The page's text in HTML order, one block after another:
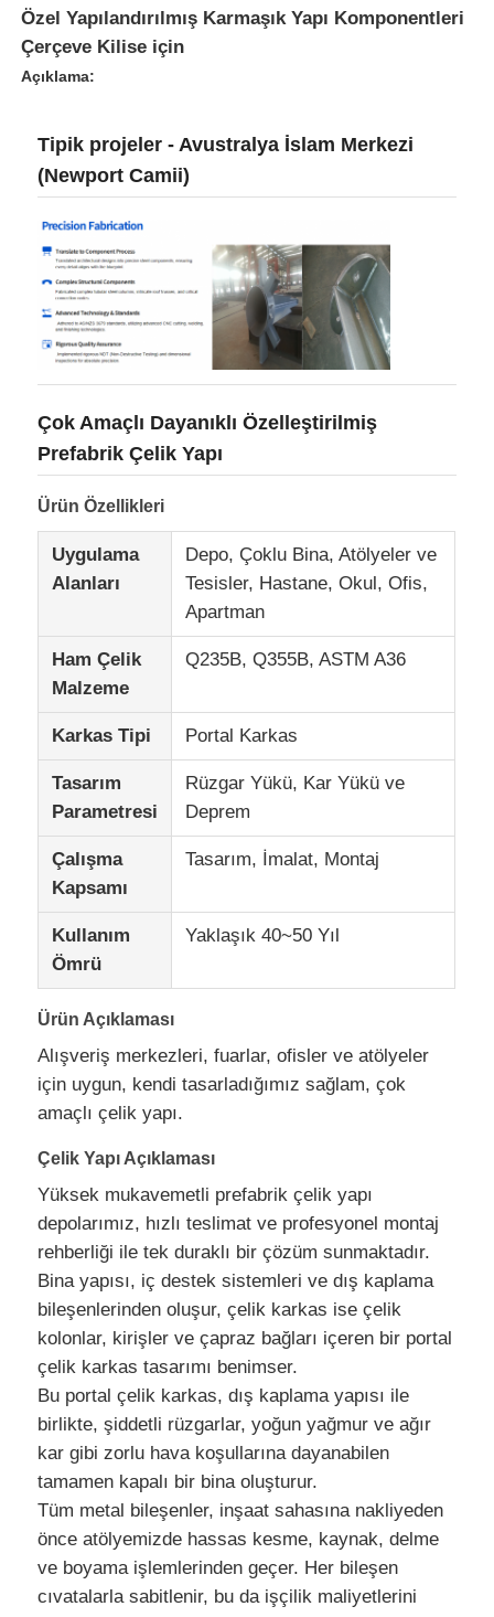
Ev
Ürünler
Hakkımızda
Fabrika turu
Kalite Kontrol
Bizimle İletişim
Haberler
blog
Prefabrik çelik yapı
Çelik yapı deposu
Çelik yapı atölyesi
Çelik yapı binası
Çelik yapı yapısı
Çelik çerçeve binası
Özel Yapılandırılmış Karmaşık Yapı Komponentleri
Çerçeve Kilise için
Açıklama:
Tipik projeler - Avustralya İslam Merkezi
(Newport Camii)
Çok Amaçlı Dayanıklı Özelleştirilmiş
Prefabrik Çelik Yapı
Ürün Özellikleri
Uygulama
Alanları
Depo, Çoklu Bina, Atölyeler ve
Tesisler, Hastane, Okul, Ofis,
Apartman
Ham Çelik
Malzeme
Q235B, Q355B, ASTM A36
Karkas Tipi Portal Karkas
Tasarım
Parametresi
Rüzgar Yükü, Kar Yükü ve
Deprem
Çalışma
Kapsamı
Tasarım, İmalat, Montaj
Kullanım
Ömrü
Yaklaşık 40~50 Yıl
Ürün Açıklaması
Alışveriş merkezleri, fuarlar, ofisler ve atölyeler
için uygun, kendi tasarladığımız sağlam, çok
amaçlı çelik yapı.
Çelik Yapı Açıklaması
Yüksek mukavemetli prefabrik çelik yapı
depolarımız, hızlı teslimat ve profesyonel montaj
rehberliği ile tek duraklı bir çözüm sunmaktadır.
Bina yapısı, iç destek sistemleri ve dış kaplama
bileşenlerinden oluşur, çelik karkas ise çelik
kolonlar, kirişler ve çapraz bağları içeren bir portal
çelik karkas tasarımı benimser.
Bu portal çelik karkas, dış kaplama yapısı ile
birlikte, şiddetli rüzgarlar, yoğun yağmur ve ağır
kar gibi zorlu hava koşullarına dayanabilen
tamamen kapalı bir bina oluşturur.
Tüm metal bileşenler, inşaat sahasına nakliyeden
önce atölyemizde hassas kesme, kaynak, delme
ve boyama işlemlerinden geçer. Her bileşen
cıvatalarla sabitlenir, bu da işçilik maliyetlerini